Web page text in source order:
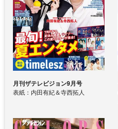
月刊ザテレビジョン9月号
表紙：内田有紀＆寺西拓人